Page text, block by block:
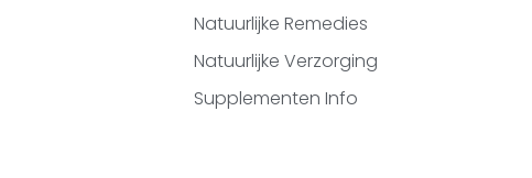
Natuurlijke Remedies
Natuurlijke Verzorging
Supplementen Info